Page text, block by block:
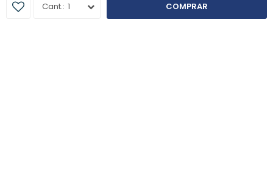
1 COMPRAR